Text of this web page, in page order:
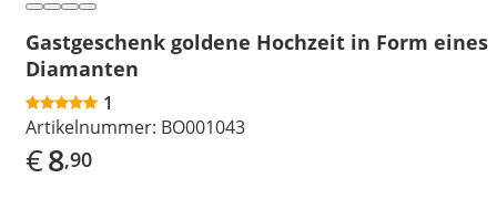
Gastgeschenk goldene Hochzeit in Form eines
Diamanten
1
Artikelnummer: BO001043
€8,90